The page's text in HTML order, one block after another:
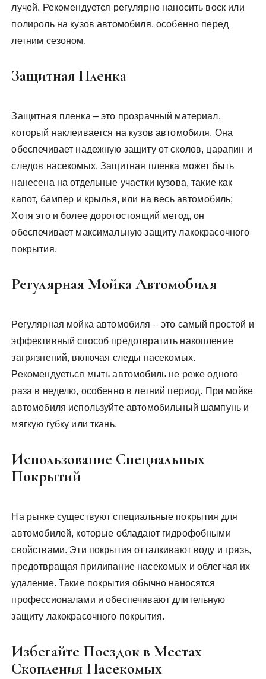
лучей. Рекомендуется регулярно наносить воск или
полироль на кузов автомобиля, особенно перед
летним сезоном.
Защитная Пленка
Защитная пленка – это прозрачный материал,
который наклеивается на кузов автомобиля. Она
обеспечивает надежную защиту от сколов, царапин и
следов насекомых. Защитная пленка может быть
нанесена на отдельные участки кузова, такие как
капот, бампер и крылья, или на весь автомобиль;
Хотя это и более дорогостоящий метод, он
обеспечивает максимальную защиту лакокрасочного
покрытия.
Регулярная Мойка Автомобиля
Регулярная мойка автомобиля – это самый простой и
эффективный способ предотвратить накопление
загрязнений, включая следы насекомых.
Рекомендуеться мыть автомобиль не реже одного
раза в неделю, особенно в летний период. При мойке
автомобиля используйте автомобильный шампунь и
мягкую губку или ткань.
Использование Специальных
Покрытий
На рынке существуют специальные покрытия для
автомобилей, которые обладают гидрофобными
свойствами. Эти покрытия отталкивают воду и грязь,
предотвращая прилипание насекомых и облегчая их
удаление. Такие покрытия обычно наносятся
профессионалами и обеспечивают длительную
защиту лакокрасочного покрытия.
Избегайте Поездок в Местах
Скопления Насекомых